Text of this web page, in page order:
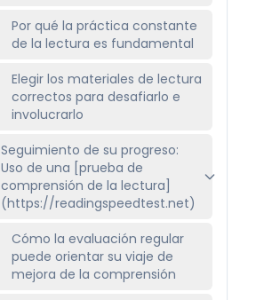
Por qué la práctica constante
de la lectura es fundamental
Elegir los materiales de lectura
correctos para desafiarlo e
involucrarlo
Seguimiento de su progreso:
Uso de una [prueba de
comprensión de la lectura]
(https://readingspeedtest.net)
Cómo la evaluación regular
puede orientar su viaje de
mejora de la comprensión